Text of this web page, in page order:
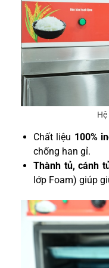
Chất liệu 100%
chống han gỉ.
Thành tủ, cánh
lớp Foam) giúp